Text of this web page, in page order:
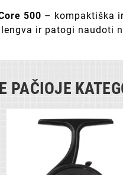
500 – kompaktiška
ir patogi naudoti
PAČIOJE